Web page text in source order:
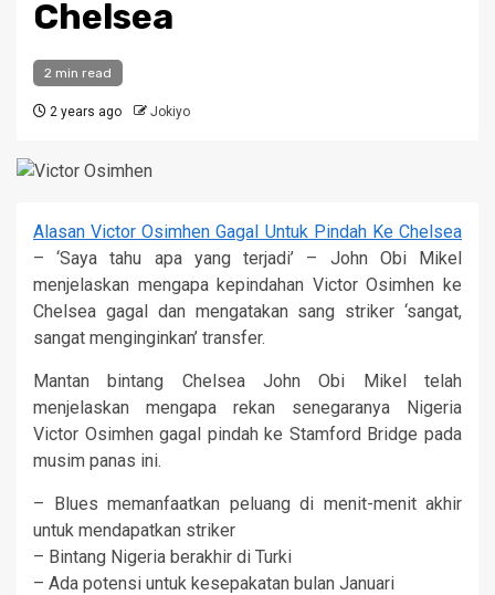
Chelsea
2 min read
2 years ago Jokiyo
Alasan Victor Osimhen Gagal Untuk Pindah Ke Chelsea
– ‘Saya tahu apa yang terjadi’ – John Obi Mikel
menjelaskan mengapa kepindahan Victor Osimhen ke
Chelsea gagal dan mengatakan sang striker ‘sangat,
sangat menginginkan’ transfer.
Mantan bintang Chelsea John Obi Mikel telah
menjelaskan mengapa rekan senegaranya Nigeria
Victor Osimhen gagal pindah ke Stamford Bridge pada
musim panas ini.
– Blues memanfaatkan peluang di menit-menit akhir
untuk mendapatkan striker
– Bintang Nigeria berakhir di Turki
– Ada potensi untuk kesepakatan bulan Januari